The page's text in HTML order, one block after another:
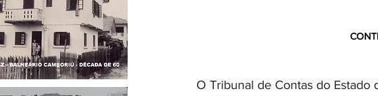
O Tribunal de Contas do